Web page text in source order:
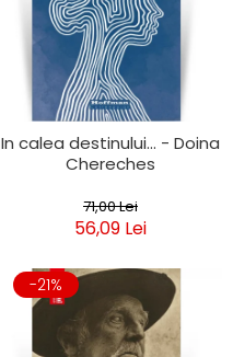
In calea destinului... - Doina
Chereches
71,00 Lei
56,09 Lei
-21%